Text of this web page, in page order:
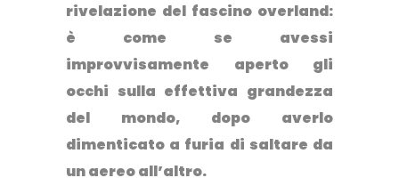
rivelazione del fascino overland:
è come se avessi
improvvisamente aperto gli
occhi sulla effettiva grandezza
del mondo, dopo averlo
dimenticato a furia di saltare da
un aereo all’altro.